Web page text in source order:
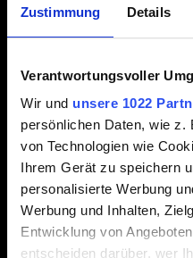
Zustimmung Details
Verantwortungsvoller
Wir und unsere 1022
persönlichen Daten, wie
von Technologien wie
Ihrem Gerät zu speichern
personalisierte Werbung
Werbung und Inhalten,
Entwicklung von
entscheiden darüber, wer
Kurze Beschreibung
Datei hinzufügen
Du kannst deinem Bericht
Grafikproblemen auf PC